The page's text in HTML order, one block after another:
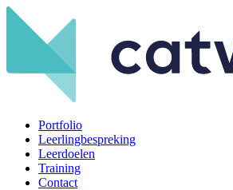
Portfolio
Leerlingbespreking
Leerdoelen
Training
Contact